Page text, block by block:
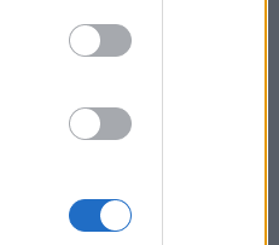
της ΝΔ είναι η
των σκανδάλων»